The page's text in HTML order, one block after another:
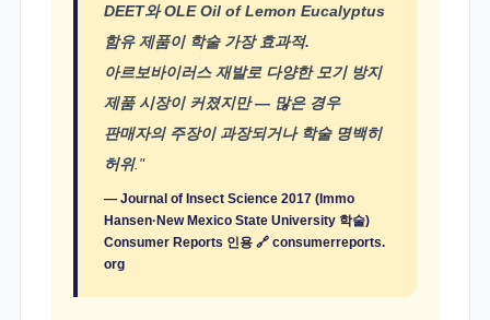
DEET와 OLE Oil of Lemon Eucalyptus
함유 제품이 학술 가장 효과적.
아르보바이러스 재발로 다양한 모기 방지
제품 시장이 커졌지만 — 많은 경우
판매자의 주장이 과장되거나 학술 명백히
허위."
— Journal of Insect Science 2017 (Immo
Hansen·New Mexico State University 학술)
Consumer Reports 인용 🔗 consumerreports.
org